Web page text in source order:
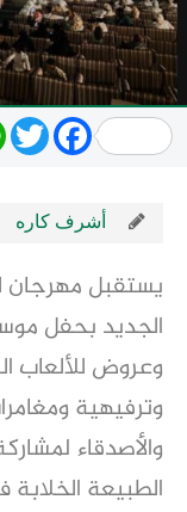
WhatsApp
TwitterFacebook
أشرف كاره
الجديد بحفل
وعروض للألعاب
وترفيهية
والأصدقاء
الطبيعة